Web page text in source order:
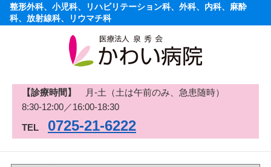
整形外科、小児科、リハビリテーション科、外科、内科、麻酔
科、放射線科、リウマチ科
【診療時間】
月-土（土は午前のみ、急患随時）
8:30-12:00／16:00-18:30
TEL 0725-21-6222